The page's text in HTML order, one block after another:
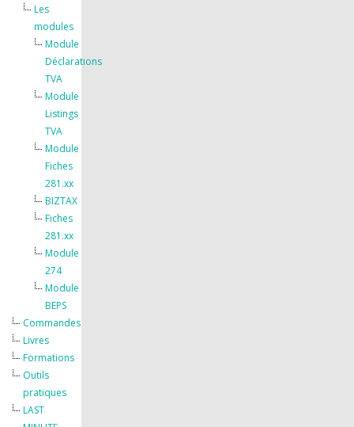
Les
modules
Module
Déclarations
TVA
Module
Listings
TVA
Module
Fiches
281.xx
BIZTAX
Fiches
281.xx
Module
274
Module
BEPS
Commandes
Livres
Formations
Outils
pratiques
LAST